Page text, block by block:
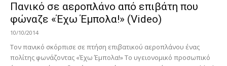
Πανικό σε αεροπλάνο από επιβάτη που
φώναζε «Έχω Έμπολα!» (Video)
10/10/2014
Τον πανικό σκόρπισε σε πτήση επιβατικού αεροπλάνου ένας
πολίτης φωνάζοντας «Έχω Έμπολα!» Το υγειονομικό προσωπικό